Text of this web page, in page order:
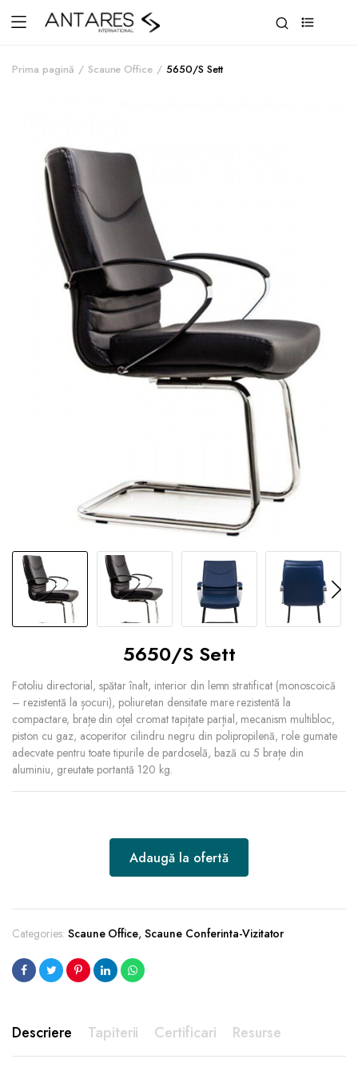
Prima pagină Scaune Office 5650/S Sett
5650/S Sett
Fotoliu directorial, spătar înalt, interior din lemn stratificat (monoscoică
– rezistentă la șocuri), poliuretan densitate mare rezistentă la
compactare, brațe din oțel cromat tapițate parțial, mecanism multibloc,
piston cu gaz, acoperitor cilindru negru din polipropilenă, role gumate
adecvate pentru toate tipurile de pardoselă, bază cu 5 brațe din
aluminiu, greutate portantă 120 kg.
Adaugă la ofertă
Categories: Scaune Office,Scaune Conferinta-Vizitator
Tapiterii Certificari Resurse
Descriere